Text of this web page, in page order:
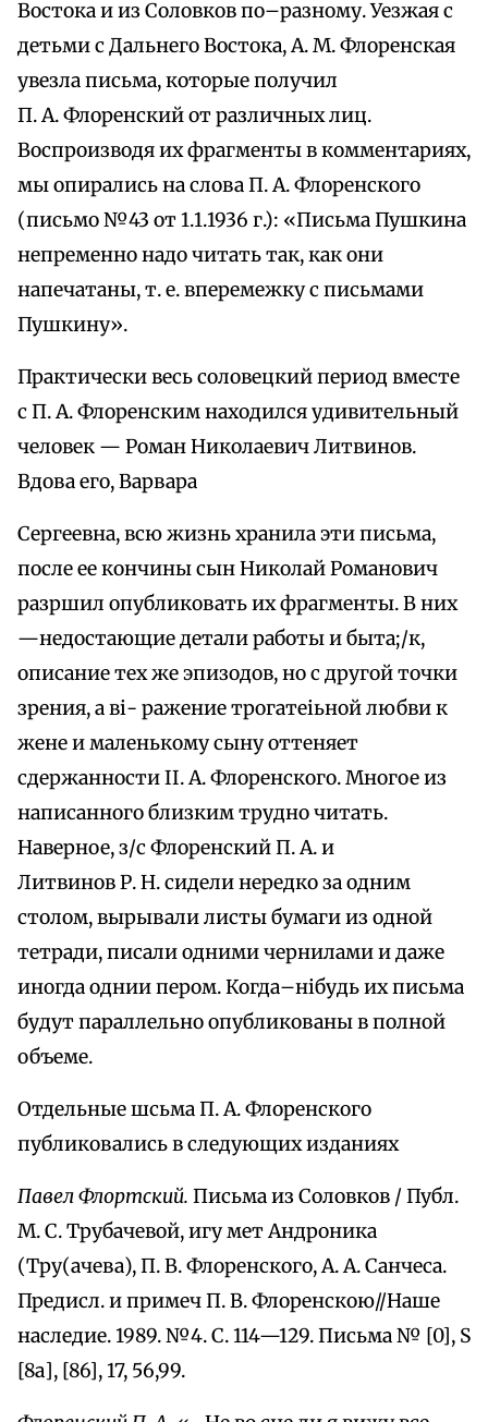
Востока и из Соловков по–разному. Уезжая с
детьми с Дальнего Востока, А. М. Флоренская
увезла письма, которые получил
П. А. Флоренский от различных лиц.
Воспроизводя их фрагменты в комментариях,
мы опирались на слова П. А. Флоренского
(письмо №43 от 1.1.1936 г.): «Письма Пушкина
непременно надо читать так, как они
напечатаны, т. е. вперемежку с письмами
Пушкину».
Практически весь соловецкий период вместе
с П. А. Флоренским находился удивительный
человек — Роман Николаевич Литвинов.
Вдова его, Варвара
Сергеевна, всю жизнь хранила эти письма,
после ее кончины сын Николай Романович
разршил опубликовать их фрагменты. В них
—недостающие детали работы и быта;/к,
описание тех же эпизодов, но с другой точки
зрения, а ві- ражение трогатеіьной любви к
жене и маленькому сыну оттеняет
сдержанности II. А. Флоренского. Многое из
написанного близким трудно читать.
Наверное, з/с Флоренский П. А. и
Литвинов Р. Н. сидели нередко за одним
столом, вырывали листы бумаги из одной
тетради, писали одними чернилами и даже
иногда однии пером. Когда–нібудь их письма
будут параллельно опубликованы в полной
объеме.
Отдельные шсьма П. А. Флоренского
публиковались в следующих изданиях
Павел Флортский. Письма из Соловков / Публ.
М. С. Трубачевой, игу мет Андроника
(Тру(ачева), П. В. Флоренского, А. А. Санчеса.
Предисл. и примеч П. В. Флоренскою//Наше
наследие. 1989. №4. С. 114—129. Письма № [0], S
[8а], [86], 17, 56,99.